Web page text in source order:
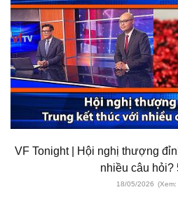
VF Tonight | Hội nghị thượng
nhiều câu hỏi?
18/05/2026